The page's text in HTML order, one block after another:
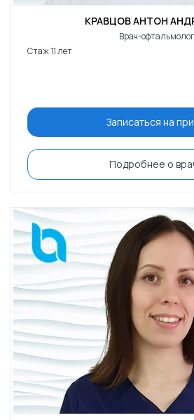
КРАВЦОВ АНТОН
Врач-офтальмолог
Стаж 11 лет
Записаться на
Подробнее о